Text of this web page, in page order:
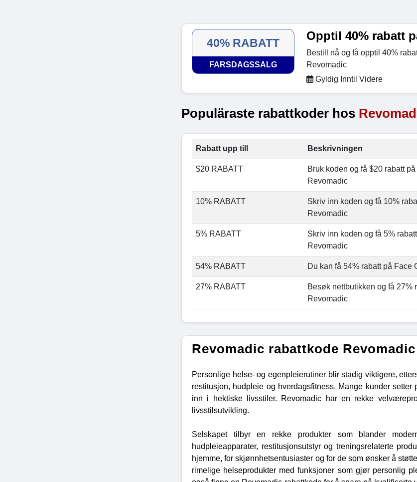
40% RABATT
FARSDAGSSALG
Opptil 40% rabatt
Bestill nå og få opptil 40%
Revomadic
Gyldig Inntil Videre
Populäraste rabattkoder hos
Rabatt upp till Beskrivningen
$20 RABATT
Bruk koden og få $20 rabatt
Revomadic
10% RABATT
Skriv inn koden og få 10%
Revomadic
5% RABATT
Skriv inn koden og få 5%
Revomadic
54% RABATT Du kan få 54% rabatt på Face
27% RABATT
Besøk nettbutikken og få 27%
Revomadic
Revomadic rabattkode
Personlige helse- og egenpleierutiner blir stadig viktigere,
restitusjon, hudpleie og hverdagsfitness. Mange kunder
inn i hektiske livsstiler. Revomadic har en rekke
livsstilsutvikling.
Selskapet tilbyr en rekke produkter som blander
hudpleieapparater, restitusjonsutstyr og treningsrelaterte
hjemme, for skjønnhetsentusiaster og for de som ønsker å
rimelige helseprodukter med funksjoner som gjør personlig